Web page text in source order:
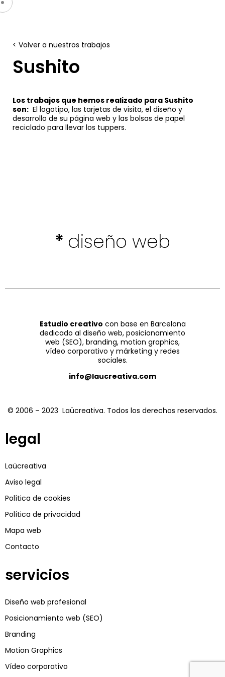
< Volver a nuestros trabajos
Sushito
Los trabajos que hemos realizado para Sushito
son: El logotipo, las tarjetas de visita, el diseño y
desarrollo de su página web y las bolsas de papel
reciclado para llevar los tuppers.
* diseño web
Estudio creativo con base en Barcelona
dedicado al diseño web, posicionamiento
web (SEO), branding, motion graphics,
vídeo corporativo y márketing y redes
sociales.
info@laucreativa.com
© 2006 – 2023 Laücreativa. Todos los derechos reservados.
legal
Laücreativa
Aviso legal
Política de cookies
Política de privacidad
Mapa web
Contacto
servicios
Diseño web profesional
Posicionamiento web (SEO)
Branding
Motion Graphics
Vídeo corporativo